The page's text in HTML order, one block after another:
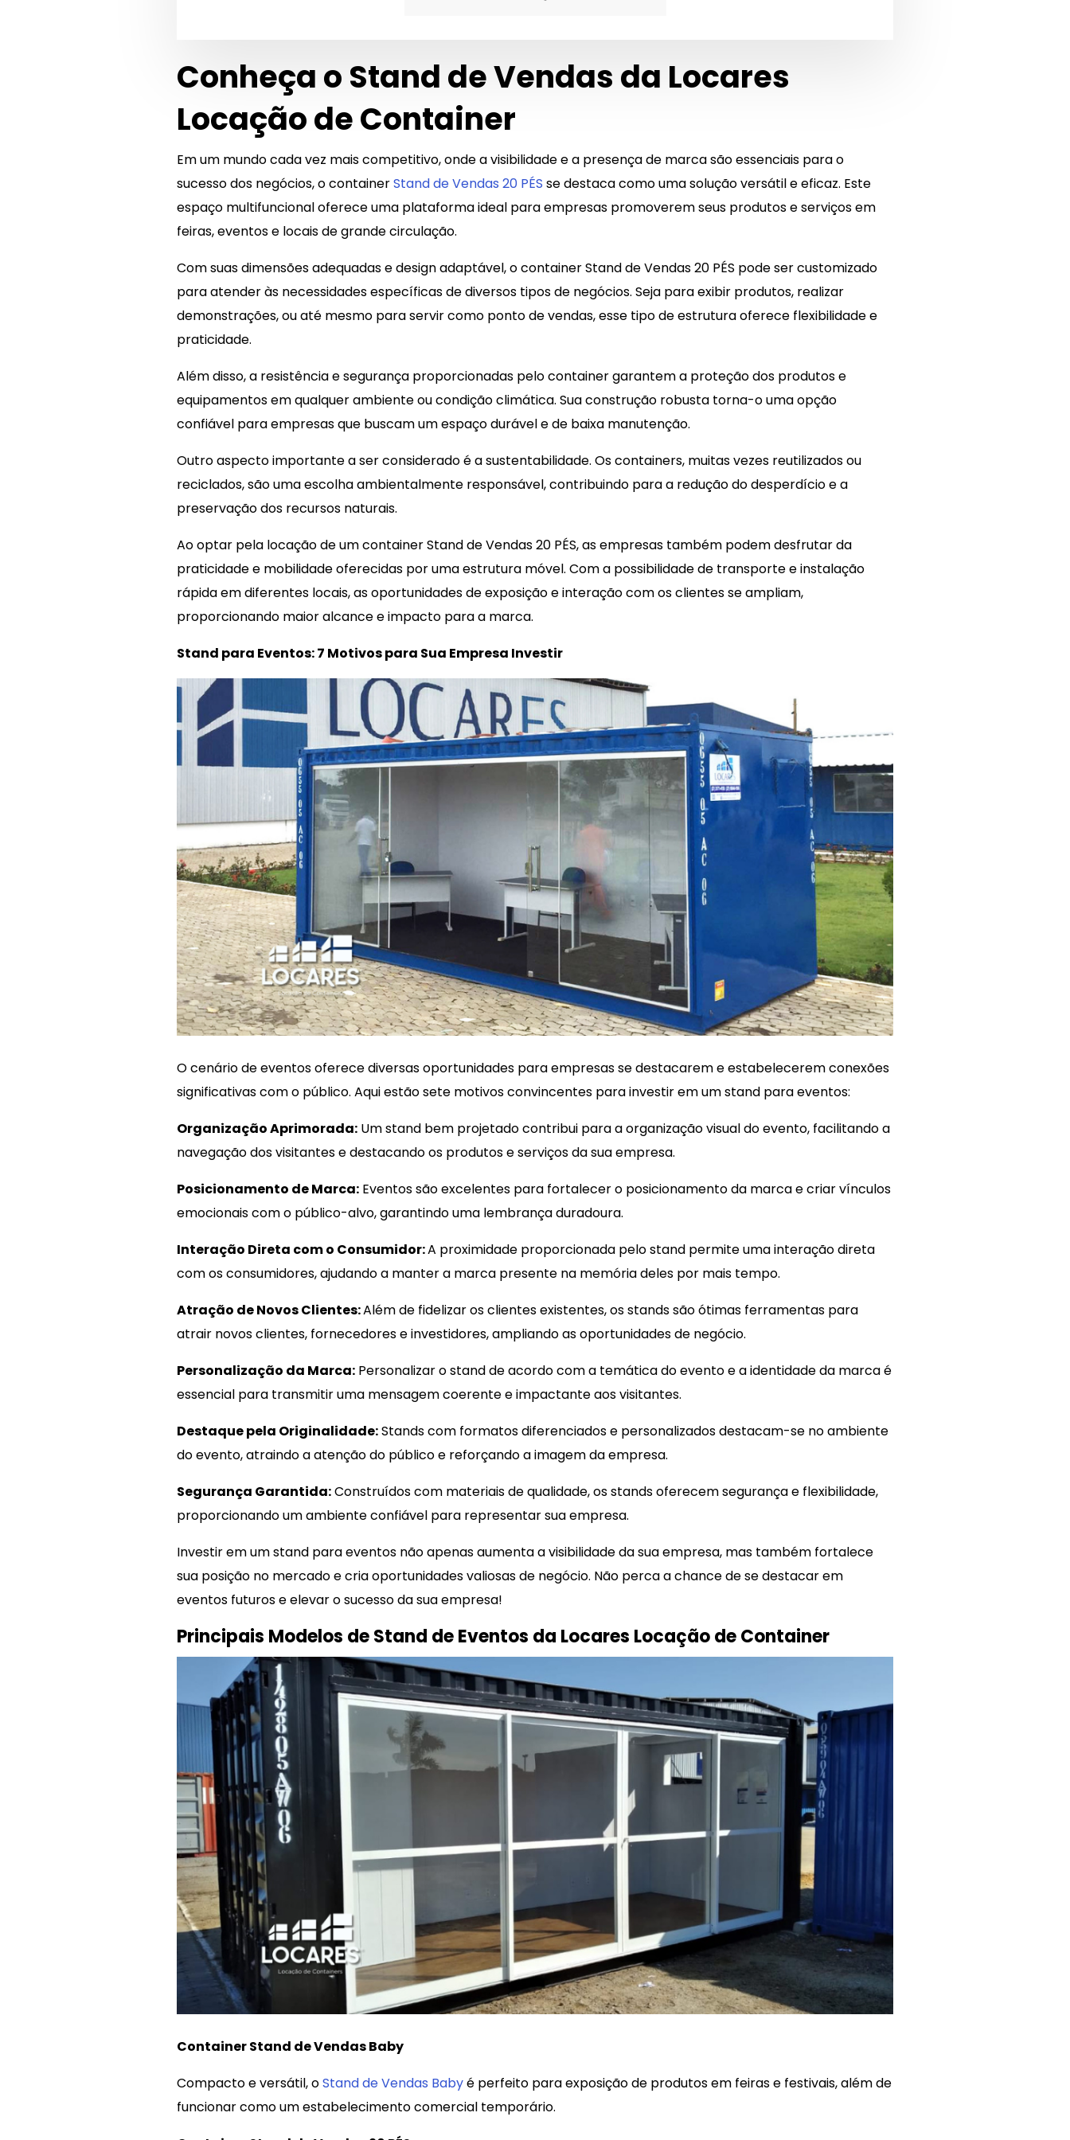
Conheça o Stand de Vendas da Locares
Locação de Container
Em um mundo cada vez mais competitivo, onde a visibilidade e a presença de marca são essenciais para o
sucesso dos negócios, o containerStand de Vendas 20 PÉS se destaca como uma solução versátil e eficaz. Este
espaço multifuncional oferece uma plataforma ideal para empresas promoverem seus produtos e serviços em
feiras, eventos e locais de grande circulação.
Com suas dimensões adequadas e design adaptável, o container Stand de Vendas 20 PÉS pode ser customizado
para atender às necessidades específicas de diversos tipos de negócios. Seja para exibir produtos, realizar
demonstrações, ou até mesmo para servir como ponto de vendas, esse tipo de estrutura oferece flexibilidade e
praticidade.
Além disso, a resistência e segurança proporcionadas pelo container garantem a proteção dos produtos e
equipamentos em qualquer ambiente ou condição climática. Sua construção robusta torna-o uma opção
confiável para empresas que buscam um espaço durável e de baixa manutenção.
Outro aspecto importante a ser considerado é a sustentabilidade. Os containers, muitas vezes reutilizados ou
reciclados, são uma escolha ambientalmente responsável, contribuindo para a redução do desperdício e a
preservação dos recursos naturais.
Ao optar pela locação de um container Stand de Vendas 20 PÉS, as empresas também podem desfrutar da
praticidade e mobilidade oferecidas por uma estrutura móvel. Com a possibilidade de transporte e instalação
rápida em diferentes locais, as oportunidades de exposição e interação com os clientes se ampliam,
proporcionando maior alcance e impacto para a marca.
Stand para Eventos: 7 Motivos para Sua Empresa Investir
O cenário de eventos oferece diversas oportunidades para empresas se destacarem e estabelecerem conexões
significativas com o público. Aqui estão sete motivos convincentes para investir em um stand para eventos:
Organização Aprimorada: Um stand bem projetado contribui para a organização visual do evento, facilitando a
navegação dos visitantes e destacando os produtos e serviços da sua empresa.
Posicionamento de Marca: Eventos são excelentes para fortalecer o posicionamento da marca e criar vínculos
emocionais com o público-alvo, garantindo uma lembrança duradoura.
Interação Direta com o Consumidor:A proximidade proporcionada pelo stand permite uma interação direta
com os consumidores, ajudando a manter a marca presente na memória deles por mais tempo.
Atração de Novos Clientes:Além de fidelizar os clientes existentes, os stands são ótimas ferramentas para
atrair novos clientes, fornecedores e investidores, ampliando as oportunidades de negócio.
Personalização da Marca: Personalizar o stand de acordo com a temática do evento e a identidade da marca é
essencial para transmitir uma mensagem coerente e impactante aos visitantes.
Destaque pela Originalidade:Stands com formatos diferenciados e personalizados destacam-se no ambiente
do evento, atraindo a atenção do público e reforçando a imagem da empresa.
Segurança Garantida:Construídos com materiais de qualidade, os stands oferecem segurança e flexibilidade,
proporcionando um ambiente confiável para representar sua empresa.
Investir em um stand para eventos não apenas aumenta a visibilidade da sua empresa, mas também fortalece
sua posição no mercado e cria oportunidades valiosas de negócio. Não perca a chance de se destacar em
eventos futuros e elevar o sucesso da sua empresa!
Principais Modelos de Stand de Eventos da Locares Locação de Container
Container Stand de Vendas Baby
Compacto e versátil, oStand de Vendas Babyé perfeito para exposição de produtos em feiras e festivais, além de
funcionar como um estabelecimento comercial temporário.